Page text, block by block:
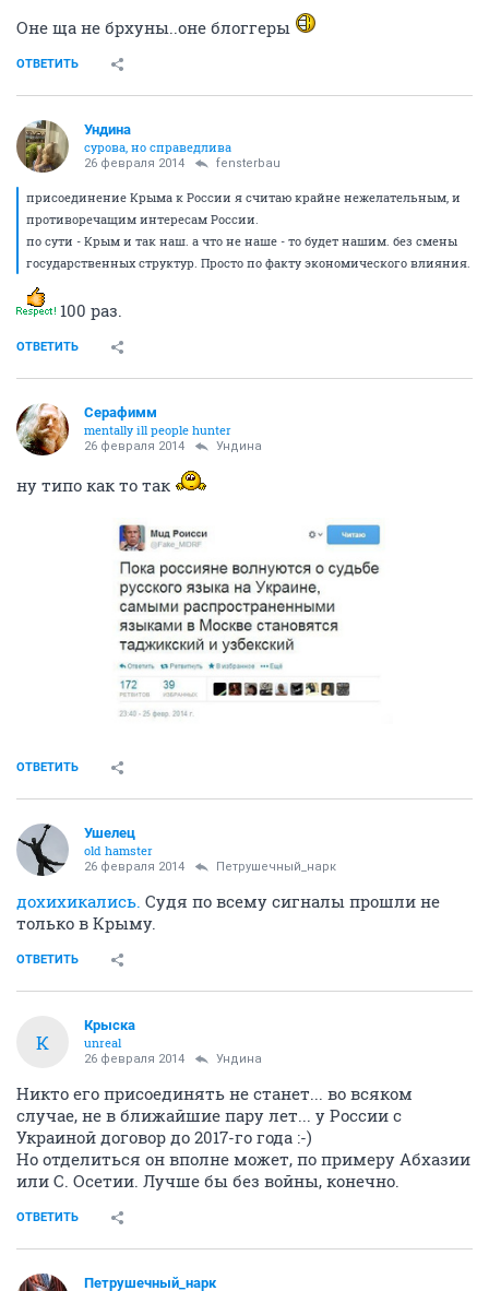
Оне ща не брхуны..оне блоггеры
ОТВЕТИТЬ
Ундинa
сурова, но справедлива
26 февраля 2014 fensterbau
присоединение Крыма к России я считаю крайне нежелательным, и
противоречащим интересам России.
по сути - Крым и так наш. а что не наше - то будет нашим. без смены
государственных структур. Просто по факту экономического влияния.
100 раз.
ОТВЕТИТЬ
Серафимм
mentally ill people hunter
26 февраля 2014 Ундинa
ну типо как то так
ОТВЕТИТЬ
Ушелец
old hamster
26 февраля 2014 Петрушечный_нарк
дохихикались. Судя по всему сигналы прошли не
только в Крыму.
ОТВЕТИТЬ
К
Крыска
unreal
26 февраля 2014 Ундинa
Никто его присоединять не станет... во всяком
случае, не в ближайшие пару лет... у России с
Украиной договор до 2017-го года :-)
Но отделиться он вполне может, по примеру Абхазии
или С. Осетии. Лучше бы без войны, конечно.
ОТВЕТИТЬ
Петрушечный_нарк